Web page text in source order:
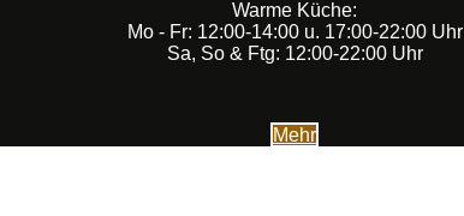
Warme Küche:
Mo - Fr: 12:00-14:00 u. 17:00-22:00 Uhr
Sa, So & Ftg: 12:00-22:00 Uhr
Mehr